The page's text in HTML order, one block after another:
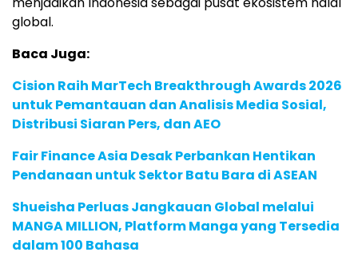
global.
Baca Juga:
Cision Raih MarTech Breakthrough Awards 2026
untuk Pemantauan dan Analisis Media Sosial,
Distribusi Siaran Pers, dan AEO
Fair Finance Asia Desak Perbankan Hentikan
Pendanaan untuk Sektor Batu Bara di ASEAN
Shueisha Perluas Jangkauan Global melalui
MANGA MILLION, Platform Manga yang Tersedia
dalam 100 Bahasa